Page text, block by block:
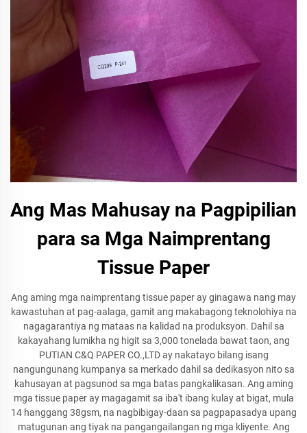
Ang Mas Mahusay na Pagpipilian
para sa Mga Naimprentang
Tissue Paper
Ang aming mga naimprentang tissue paper ay ginagawa nang may
kawastuhan at pag-aalaga, gamit ang makabagong teknolohiya na
nagagarantiya ng mataas na kalidad na produksyon. Dahil sa
kakayahang lumikha ng higit sa 3,000 tonelada bawat taon, ang
PUTIAN C&Q PAPER CO.,LTD ay nakatayo bilang isang
nangungunang kumpanya sa merkado dahil sa dedikasyon nito sa
kahusayan at pagsunod sa mga batas pangkalikasan. Ang aming
mga tissue paper ay magagamit sa iba't ibang kulay at bigat, mula
14 hanggang 38gsm, na nagbibigay-daan sa pagpapasadya upang
matugunan ang tiyak na pangangailangan ng mga kliyente. Ang